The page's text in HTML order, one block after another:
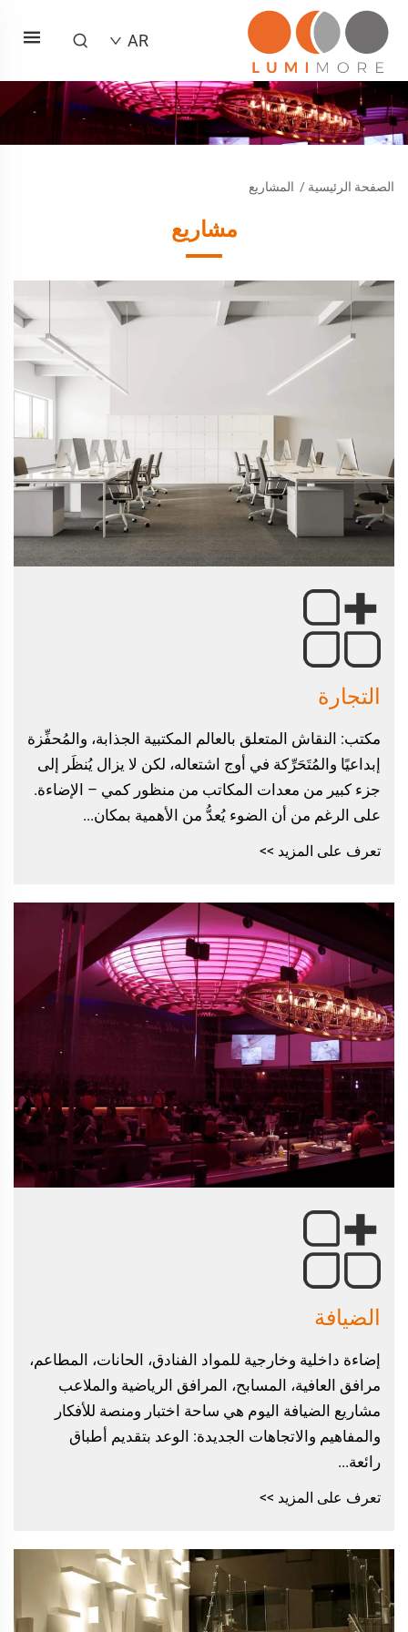
AR
الصفحة الرئيسية/ المشاريع
مشاريع
التجارة
مكتب: النقاش المتعلق بالعالم المكتبية الجذابة، والمُحفِّزة
إبداعيًا والمُتَحَرِّكة في أوج اشتعاله، لكن لا يزال يُنظَر إلى
جزء كبير من معدات المكاتب من منظور كمي – الإضاءة.
على الرغم من أن الضوء يُعدُّ من الأهمية بمكان...
تعرف على المزيد >>
الضيافة
إضاءة داخلية وخارجية للمواد الفنادق، الحانات، المطاعم،
مرافق العافية، المسابح، المرافق الرياضية والملاعب
مشاريع الضيافة اليوم هي ساحة اختبار ومنصة للأفكار
والمفاهيم والاتجاهات الجديدة: الوعد بتقديم أطباق
رائعة...
تعرف على المزيد >>